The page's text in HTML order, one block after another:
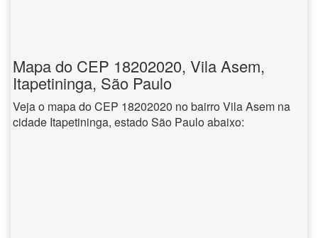
Mapa do CEP 18202020, Vila Asem,
Itapetininga, São Paulo
Veja o mapa do CEP 18202020 no bairro Vila Asem na
cidade Itapetininga, estado São Paulo abaixo: